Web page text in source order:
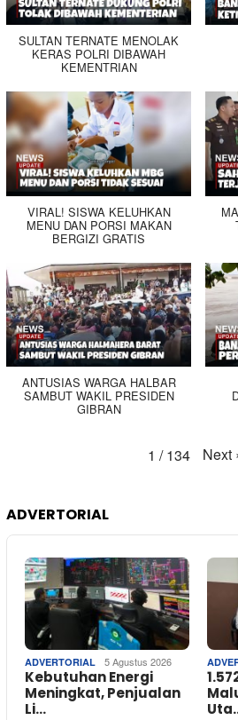
SULTAN TERNATE MENOLAK
KERAS POLRI DIBAWAH
KEMENTRIAN
VIRAL! SISWA KELUHKAN
MENU DAN PORSI MAKAN
BERGIZI GRATIS
ANTUSIAS WARGA HALBAR
SAMBUT WAKIL PRESIDEN
GIBRAN
1 / 134 Next
ADVERTORIAL
ADVERTORIAL 5 Agustus 2026
Kebutuhan Energi
Meningkat, Penjualan
Li…